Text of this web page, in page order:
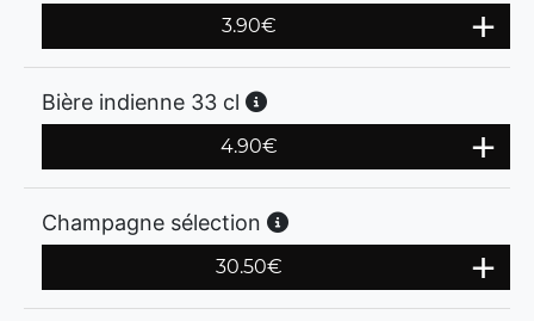
3.90€
Bière indienne 33 cl
4.90€
Champagne sélection
30.50€